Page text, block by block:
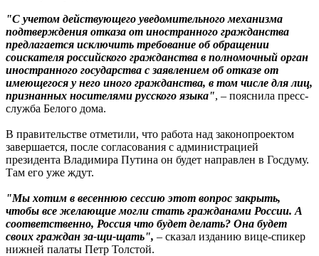
"С учетом действующего уведомительного механизма
подтверждения отказа от иностранного гражданства
предлагается исключить требование об обращении
соискателя российского гражданства в полномочный орган
иностранного государства с заявлением об отказе от
имеющегося у него иного гражданства, в том числе для лиц,
признанных носителями русского языка", – пояснила пресс-
служба Белого дома.
В правительстве отметили, что работа над законопроектом
завершается, после согласования с администрацией
президента Владимира Путина он будет направлен в Госдуму.
Там его уже ждут.
"Мы хотим в весеннюю сессию этот вопрос закрыть,
чтобы все желающие могли стать гражданами России. А
соответственно, Россия что будет делать? Она будет
своих граждан за-щи-щать", – сказал изданию вице-спикер
нижней палаты Петр Толстой.